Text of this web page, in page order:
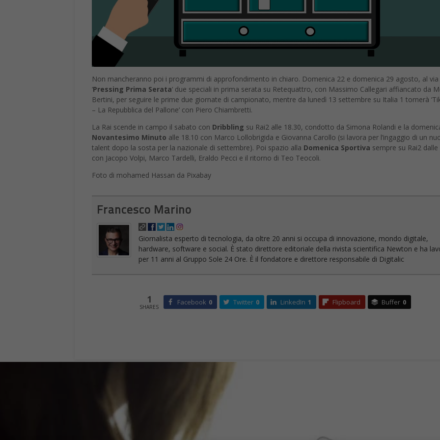
Non mancheranno poi i programmi di approfondimento in chiaro. Domenica 22 e domenica 29 agosto, al via
‘Pressing Prima Serata‘ due speciali in prima serata su Retequattro, con Massimo Callegari affiancato da
Bertini, per seguire le prime due giornate di campionato, mentre da lunedì 13 settembre su Italia 1 tornerà
– La Repubblica del Pallone’ con Piero Chiambretti.
La Rai scende in campo il sabato con Dribbling su Rai2 alle 18.30, condotto da Simona Rolandi e la
Novantesimo Minuto alle 18.10 con Marco Lollobrigida e Giovanna Carollo (si lavora per l’ingaggio di un
talent dopo la sosta per la nazionale di settembre). Poi spazio alla Domenica Sportiva sempre su Rai2 dalle
con Jacopo Volpi, Marco Tardelli, Eraldo Pecci e il ritorno di Teo Teocoli.
Foto di mohamed Hassan da Pixabay
Francesco Marino
Giornalista esperto di tecnologia, da oltre 20 anni si occupa di innovazione, mondo digitale,
hardware, software e social. È stato direttore editoriale della rivista scientifica Newton e ha
per 11 anni al Gruppo Sole 24 Ore. È il fondatore e direttore responsabile di Digitalic
1
SHARES
Facebook 0 Twitter 0 LinkedIn 1 Flipboard Buffer 0